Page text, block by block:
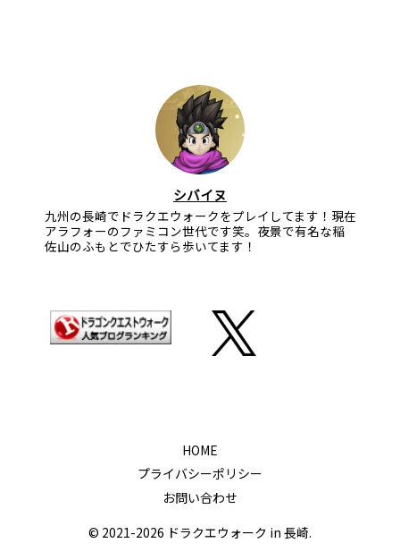
シバイヌ
九州の長崎でドラクエウォークをプレイしてます！現在
アラフォーのファミコン世代です笑。夜景で有名な稲
佐山のふもとでひたすら歩いてます！
HOME
プライバシーポリシー
お問い合わせ
© 2021-2026 ドラクエウォーク in 長崎.